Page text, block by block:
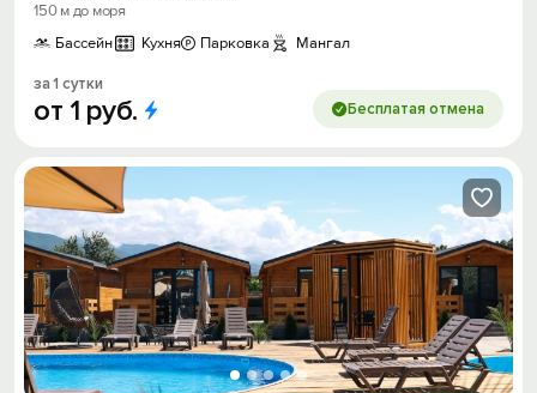
150 м до моря
Бассейн
Кухня Парковка Мангал
за 1 сутки
от 1 руб. Бесплатая отмена